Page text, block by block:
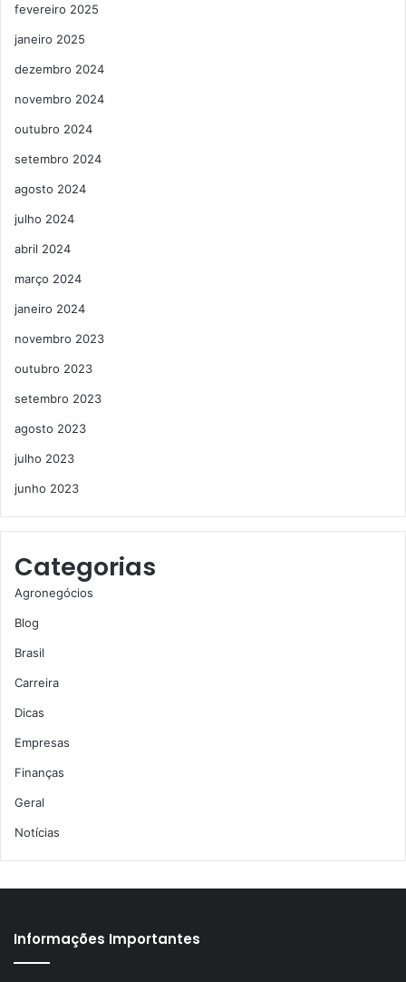
fevereiro 2025
janeiro 2025
dezembro 2024
novembro 2024
outubro 2024
setembro 2024
agosto 2024
julho 2024
abril 2024
março 2024
janeiro 2024
novembro 2023
outubro 2023
setembro 2023
agosto 2023
julho 2023
junho 2023
Categorias
Agronegócios
Blog
Brasil
Carreira
Dicas
Empresas
Finanças
Geral
Notícias
Informações Importantes